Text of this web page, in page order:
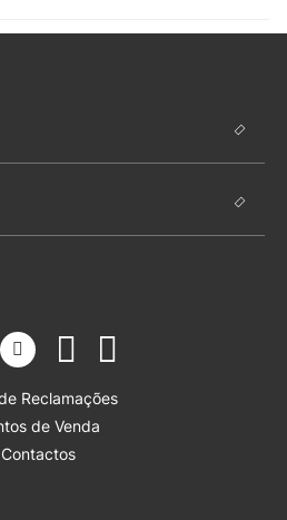
Reclamações
de Venda
Contactos